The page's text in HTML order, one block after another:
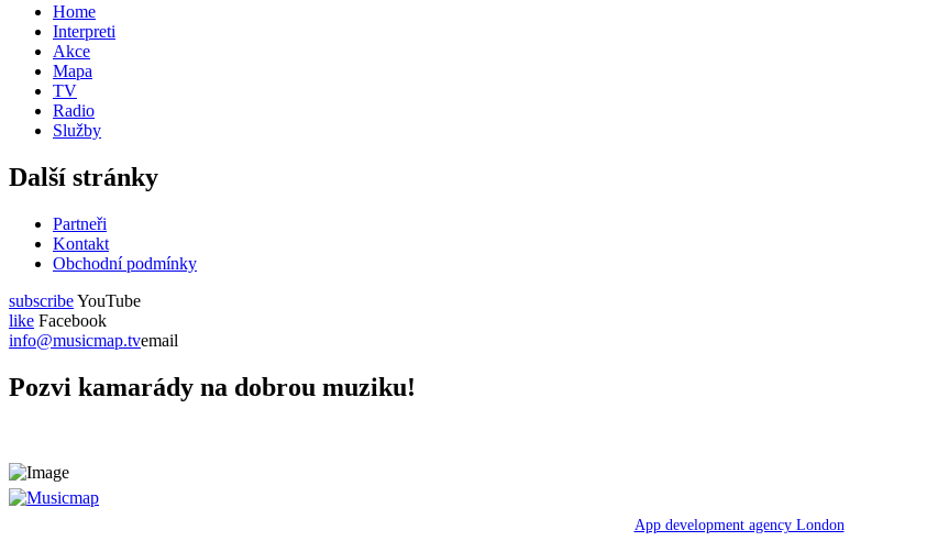
Home
Interpreti
Akce
Mapa
TV
Radio
Služby
Další stránky
Partneři
Kontakt
Obchodní podmínky
subscribeYouTube
like Facebook
info@musicmap.tvemail
Pozvi kamarády na dobrou muziku!
App development agency London